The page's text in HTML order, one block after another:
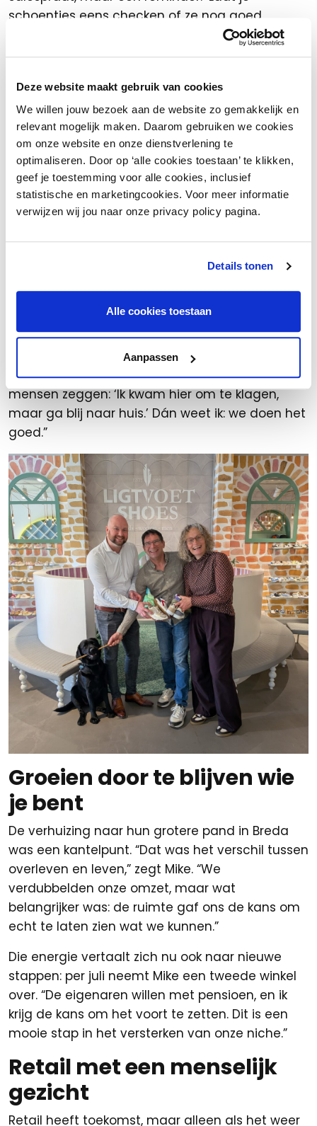
Deze website maakt gebruik van cookies
We willen jouw bezoek aan de website zo gemakkelijk en
relevant mogelijk maken. Daarom gebruiken we cookies
om onze website en onze dienstverlening te
optimaliseren. Door op ‘alle cookies toestaan’ te klikken,
geef je toestemming voor alle cookies, inclusief
statistische en marketingcookies. Voor meer informatie
verwijzen wij jou naar onze privacy policy pagina.
Details tonen
Alle cookies toestaan
Aanpassen
schoentjes eens checken of ze nog goed
passen.’ Zo blijft de aandacht na aankoop
bestaan. Dat is waar technologie voor bedoeld
De winkel als beleving
Het valt op hoe vaak Mike over ‘beleven’ praat.
“De kinderen moeten zich hier thuis voelen. We
praten niet tegen ouders over de hoofden van
kinderen heen. We nemen kinderen serieus, laten
ze lachen, betrekken ze bij wat we doen. Als zij blij
hoeft hij niet lang na te denken. “Een klant die
eerst boos binnenkomt, omdat een rits kapot is
of een zool loslaat, en dan verbaasd
glimlachend vertrekt omdat we het direct voor
haar hebben opgelost. Dat is goud waard. Die
mensen zeggen: ‘Ik kwam hier om te klagen,
maar ga blij naar huis.’ Dán weet ik: we doen het
goed.”
Groeien door te blijven wie
je bent
De verhuizing naar hun grotere pand in Breda
was een kantelpunt. “Dat was het verschil tussen
overleven en leven,” zegt Mike. “We
verdubbelden onze omzet, maar wat
belangrijker was: de ruimte gaf ons de kans om
echt te laten zien wat we kunnen.”
Die energie vertaalt zich nu ook naar nieuwe
stappen: per juli neemt Mike een tweede winkel
over. “De eigenaren willen met pensioen, en ik
krijg de kans om het voort te zetten. Dit is een
mooie stap in het versterken van onze niche.”
Retail met een menselijk
gezicht
Retail heeft toekomst, maar alleen als het weer